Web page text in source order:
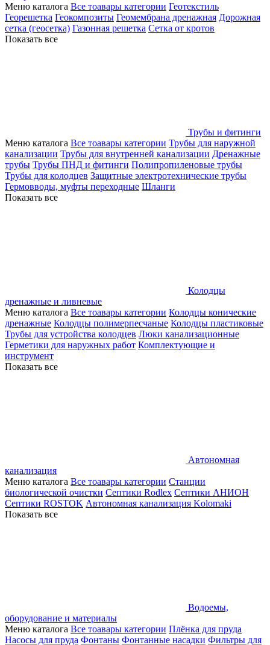
Меню каталога Все тоавары категории Геотекстиль
Георешетка Геокомпозиты Геомембрана дренажная Дорожная
сетка (геосетка) Газонная решетка Сетка от кротов
Показать все
Трубы и фитинги
Меню каталога Все тоавары категории Трубы для наружной
канализации Трубы для внутренней канализации Дренажные
трубы Трубы ПНД и фитинги Полипропиленовые трубы
Трубы для колодцев Защитные электротехнические трубы
Гермовводы, муфты переходные Шланги
Показать все
Колодцы
дренажные и ливневые
Меню каталога Все тоавары категории Колодцы конические
дренажные Колодцы полимерпесчаные Колодцы пластиковые
Трубы для устройства колодцев Люки канализационные
Герметики для наружных работ Комплектующие и
инструмент
Показать все
Автономная
канализация
Меню каталога Все тоавары категории Станции
биологической очистки Септики Rodlex Септики АНИОН
Септики ROSTOK Автономная канализация Kolomaki
Показать все
Водоемы,
оборудование и материалы
Меню каталога Все тоавары категории Плёнка для пруда
Насосы для пруда Фонтаны Фонтанные насадки Фильтры для